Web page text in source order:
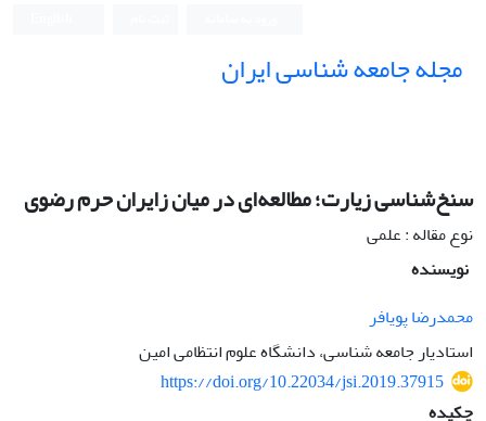
مجله جامعه شناسی ایران
سنخ‌شناسی زیارت؛ مطالعه‌ای در میان زایران حرم رضوی
نوع مقاله : علمی
نویسنده
محمدرضا پویافر
استادیار جامعه شناسی، دانشگاه علوم انتظامی امین
https://doi.org/10.22034/jsi.2019.37915
چکیده